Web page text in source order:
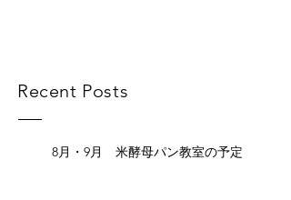
Recent Posts
8月・9月 米酵母パン教室の予定